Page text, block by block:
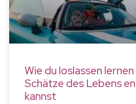
Wie du loslassen
Schätze des Lebens
kannst